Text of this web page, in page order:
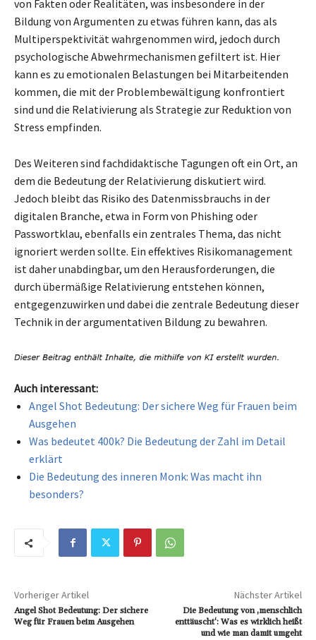
von Fakten oder Realitäten, was insbesondere in der
Bildung von Argumenten zu etwas führen kann, das als
Multiperspektivität wahrgenommen wird, jedoch durch
psychologische Abwehrmechanismen gefiltert ist. Hier
kann es zu emotionalen Belastungen bei Mitarbeitenden
kommen, die mit der Problembewältigung konfrontiert
sind und die Relativierung als Strategie zur Reduktion von
Stress empfinden.
Des Weiteren sind fachdidaktische Tagungen oft ein Ort, an
dem die Bedeutung der Relativierung diskutiert wird.
Jedoch bleibt das Risiko des Datenmissbrauchs in der
digitalen Branche, etwa in Form von Phishing oder
Passwortklau, ebenfalls ein zentrales Thema, das nicht
ignoriert werden sollte. Ein effektives Risikomanagement
ist daher unabdingbar, um den Herausforderungen, die
durch übermäßige Relativierung entstehen können,
entgegenzuwirken und dabei die zentrale Bedeutung dieser
Technik in der argumentativen Bildung zu bewahren.
Auch interessant:
Angel Shot Bedeutung: Der sichere Weg für Frauen beim
Ausgehen
Was bedeutet 400k? Die Bedeutung der Zahl im Detail
erklärt
Die Bedeutung des inneren Monk: Was macht ihn
besonders?
Vorheriger Artikel
Angel Shot Bedeutung: Der sichere
Weg für Frauen beim Ausgehen
Nächster Artikel
Die Bedeutung von ‚menschlich
enttäuscht‘: Was es wirklich heißt
und wie man damit umgeht